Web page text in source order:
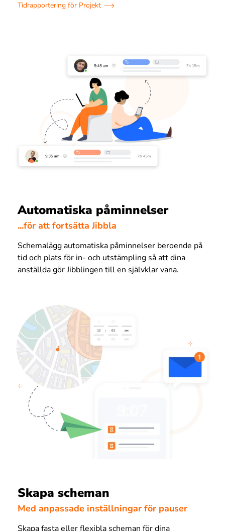
Tidrapportering för Projekt
Automatiska påminnelser
...för att fortsätta Jibbla
Schemalägg automatiska påminnelser beroende på
tid och plats för in- och utstämpling så att dina
anställda gör Jibblingen till en självklar vana.
Skapa scheman
Med anpassade inställningar för pauser
Skapa fasta eller flexibla scheman för dina